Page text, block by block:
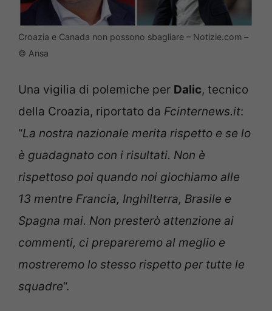
Croazia e Canada non possono sbagliare – Notizie.com –
© Ansa
Una vigilia di polemiche per Dalic, tecnico
della Croazia, riportato da Fcinternews.it:
“La nostra nazionale merita rispetto e se lo
è guadagnato con i risultati. Non è
rispettoso poi quando noi giochiamo alle
13 mentre Francia, Inghilterra, Brasile e
Spagna mai. Non presterò attenzione ai
commenti, ci prepareremo al meglio e
mostreremo lo stesso rispetto per tutte le
squadre“.